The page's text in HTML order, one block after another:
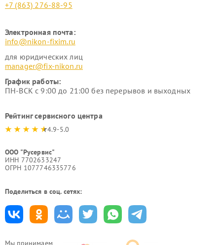
Мы принимаем
+7 (863) 276-88-95
Электронная почта:
info@nikon-fixim.ru
для юридических лиц
manager@fix-nikon.ru
График работы:
ПН-ВСК с 9:00 до 21:00 без перерывов и выходных
Рейтинг сервисного центра
4.9-5.0
ООО "Русервис"
ИНН 7702633247
ОГРН 1077746335776
Поделиться в соц. сетях: